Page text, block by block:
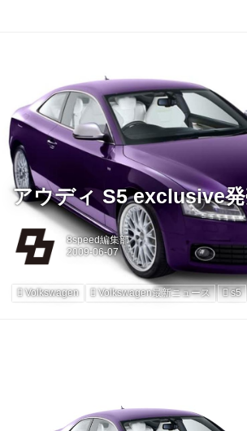
アウディ S5 exclusive
8speed編集部
Volkswagen Volkswagen最新ニュース s5